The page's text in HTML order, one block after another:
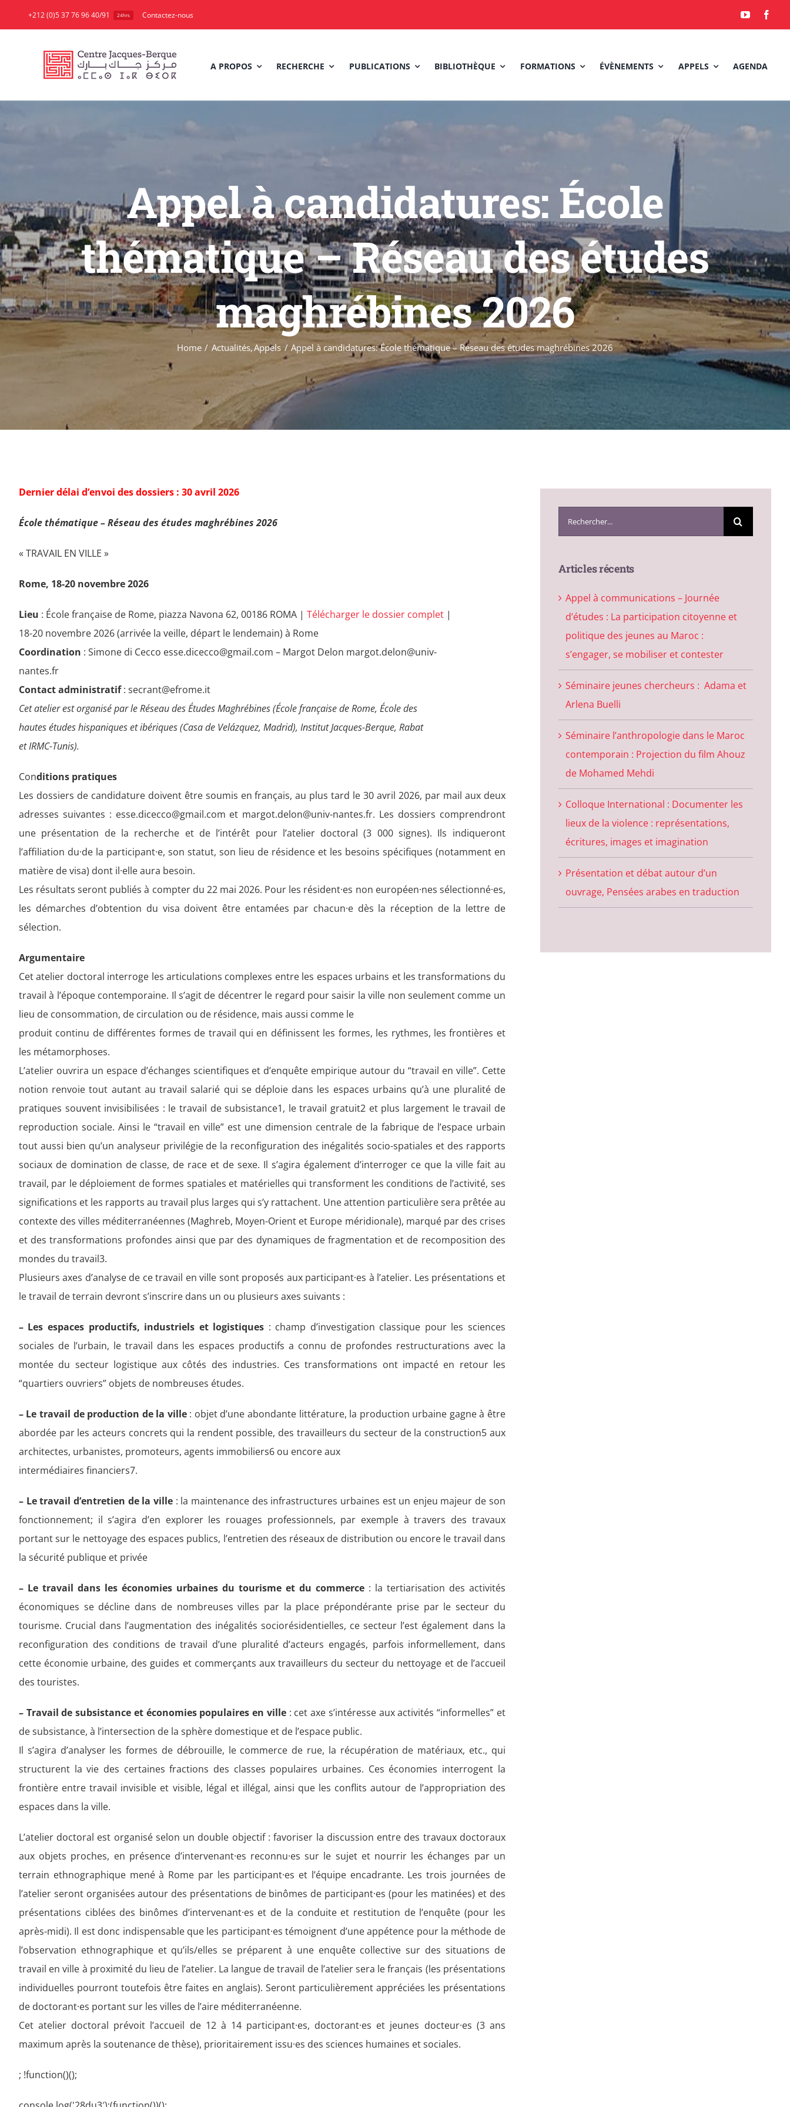
to
+212 (0)5 37 76 96 40/91 24hrs Contactez-nous
A PROPOS RECHERCHE PUBLICATIONS BIBLIOTHÈQUE FORMATIONS ÉVÈNEMENTS APPELS AGENDA
Appel à candidatures: École
thématique – Réseau des études
maghrébines 2026
Home Actualités Appels Appel à candidatures: École thématique – Réseau des études maghrébines 2026
Dernier délai d’envoi des dossiers : 30 avril 2026
École thématique – Réseau des études maghrébines 2026
« TRAVAIL EN VILLE »
Rome, 18-20 novembre 2026
Lieu : École française de Rome, piazza Navona 62, 00186 ROMA | Télécharger le dossier complet|
18-20 novembre 2026 (arrivée la veille, départ le lendemain) à Rome
Coordination : Simone di Cecco esse.dicecco@gmail.com – Margot Delon margot.delon@univ-
nantes.fr
Contact administratif: secrant@efrome.it
Cet atelier est organisé par le Réseau des Études Maghrébines (École française de Rome, École des
hautes études hispaniques et ibériques (Casa de Velázquez, Madrid), Institut Jacques-Berque, Rabat
et IRMC-Tunis).
Conditions pratiques
Les dossiers de candidature doivent être soumis en français, au plus tard le 30 avril 2026, par mail aux deux
adresses suivantes : esse.dicecco@gmail.com et margot.delon@univ-nantes.fr. Les dossiers comprendront
une présentation de la recherche et de l’intérêt pour l’atelier doctoral (3 000 signes). Ils indiqueront
l’affiliation du·de la participant·e, son statut, son lieu de résidence et les besoins spécifiques (notamment en
matière de visa) dont il·elle aura besoin.
Les résultats seront publiés à compter du 22 mai 2026. Pour les résident·es non européen·nes sélectionné·es,
les démarches d’obtention du visa doivent être entamées par chacun·e dès la réception de la lettre de
sélection.
Argumentaire
Cet atelier doctoral interroge les articulations complexes entre les espaces urbains et les transformations du
travail à l’époque contemporaine. Il s’agit de décentrer le regard pour saisir la ville non seulement comme un
lieu de consommation, de circulation ou de résidence, mais aussi comme le
produit continu de différentes formes de travail qui en définissent les formes, les rythmes, les frontières et
les métamorphoses.
L’atelier ouvrira un espace d’échanges scientifiques et d’enquête empirique autour du “travail en ville”. Cette
notion renvoie tout autant au travail salarié qui se déploie dans les espaces urbains qu’à une pluralité de
pratiques souvent invisibilisées : le travail de subsistance1, le travail gratuit2 et plus largement le travail de
reproduction sociale. Ainsi le “travail en ville” est une dimension centrale de la fabrique de l’espace urbain
tout aussi bien qu’un analyseur privilégie de la reconfiguration des inégalités socio-spatiales et des rapports
sociaux de domination de classe, de race et de sexe. Il s’agira également d’interroger ce que la ville fait au
travail, par le déploiement de formes spatiales et matérielles qui transforment les conditions de l’activité, ses
significations et les rapports au travail plus larges qui s’y rattachent. Une attention particulière sera prêtée au
contexte des villes méditerranéennes (Maghreb, Moyen-Orient et Europe méridionale), marqué par des crises
et des transformations profondes ainsi que par des dynamiques de fragmentation et de recomposition des
mondes du travail3.
Plusieurs axes d’analyse de ce travail en ville sont proposés aux participant·es à l’atelier. Les présentations et
le travail de terrain devront s’inscrire dans un ou plusieurs axes suivants :
– Les espaces productifs, industriels et logistiques : champ d’investigation classique pour les sciences
sociales de l’urbain, le travail dans les espaces productifs a connu de profondes restructurations avec la
montée du secteur logistique aux côtés des industries. Ces transformations ont impacté en retour les
“quartiers ouvriers” objets de nombreuses études.
– Le travail de production de la ville: objet d’une abondante littérature, la production urbaine gagne à être
abordée par les acteurs concrets qui la rendent possible, des travailleurs du secteur de la construction5 aux
architectes, urbanistes, promoteurs, agents immobiliers6 ou encore aux
intermédiaires financiers7.
– Le travail d’entretien de la ville : la maintenance des infrastructures urbaines est un enjeu majeur de son
fonctionnement; il s’agira d’en explorer les rouages professionnels, par exemple à travers des travaux
portant sur le nettoyage des espaces publics, l’entretien des réseaux de distribution ou encore le travail dans
la sécurité publique et privée
– Le travail dans les économies urbaines du tourisme et du commerce : la tertiarisation des activités
économiques se décline dans de nombreuses villes par la place prépondérante prise par le secteur du
tourisme. Crucial dans l’augmentation des inégalités sociorésidentielles, ce secteur l’est également dans la
reconfiguration des conditions de travail d’une pluralité d’acteurs engagés, parfois informellement, dans
cette économie urbaine, des guides et commerçants aux travailleurs du secteur du nettoyage et de l’accueil
des touristes.
– Travail de subsistance et économies populaires en ville : cet axe s’intéresse aux activités “informelles” et
de subsistance, à l’intersection de la sphère domestique et de l’espace public.
Il s’agira d’analyser les formes de débrouille, le commerce de rue, la récupération de matériaux, etc., qui
structurent la vie des certaines fractions des classes populaires urbaines. Ces économies interrogent la
frontière entre travail invisible et visible, légal et illégal, ainsi que les conflits autour de l’appropriation des
espaces dans la ville.
L’atelier doctoral est organisé selon un double objectif : favoriser la discussion entre des travaux doctoraux
aux objets proches, en présence d’intervenant·es reconnu·es sur le sujet et nourrir les échanges par un
terrain ethnographique mené à Rome par les participant·es et l’équipe encadrante. Les trois journées de
l’atelier seront organisées autour des présentations de binômes de participant·es (pour les matinées) et des
présentations ciblées des binômes d’intervenant·es et de la conduite et restitution de l’enquête (pour les
après-midi). Il est donc indispensable que les participant·es témoignent d’une appétence pour la méthode de
l’observation ethnographique et qu’ils/elles se préparent à une enquête collective sur des situations de
travail en ville à proximité du lieu de l’atelier. La langue de travail de l’atelier sera le français (les présentations
individuelles pourront toutefois être faites en anglais). Seront particulièrement appréciées les présentations
de doctorant·es portant sur les villes de l’aire méditerranéenne.
Cet atelier doctoral prévoit l’accueil de 12 à 14 participant·es, doctorant·es et jeunes docteur·es (3 ans
maximum après la soutenance de thèse), prioritairement issu·es des sciences humaines et sociales.
Search
for:
Articles récents
Appel à communications – Journée
d’études : La participation citoyenne et
politique des jeunes au Maroc :
s’engager, se mobiliser et contester
Séminaire jeunes chercheurs : Adama et
Arlena Buelli
Séminaire l’anthropologie dans le Maroc
contemporain : Projection du film Ahouz
de Mohamed Mehdi
Colloque International : Documenter les
lieux de la violence : représentations,
écritures, images et imagination
Présentation et débat autour d’un
ouvrage, Pensées arabes en traduction
; !function()();